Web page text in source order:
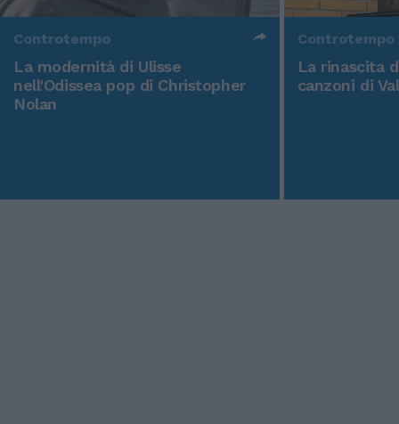
Controtempo
La modernità di Ulisse
nell'Odissea pop di Christopher
Nolan
Controtempo
La rinascita
canzoni di